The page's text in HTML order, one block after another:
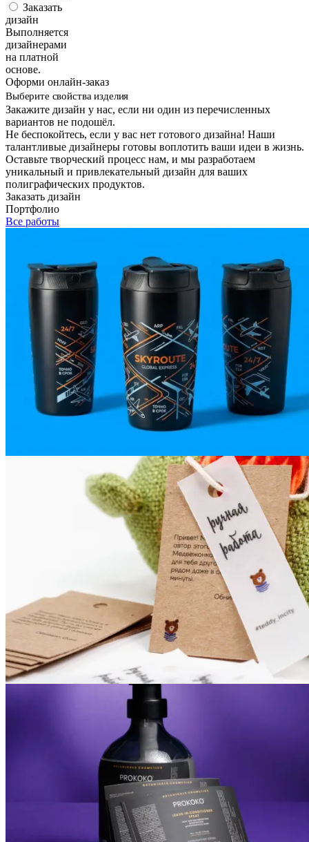
Заказать
дизайн
Выполняется
дизайнерами
на платной
основе.
Оформи онлайн-заказ
Выберите свойства изделия
Закажите дизайн у нас, если ни один из перечисленных
вариантов не подошёл.
Не беспокойтесь, если у вас нет готового дизайна! Наши
талантливые дизайнеры готовы воплотить ваши идеи в жизнь.
Оставьте творческий процесс нам, и мы разработаем
уникальный и привлекательный дизайн для ваших
полиграфических продуктов.
Заказать дизайн
Портфолио
Все работы